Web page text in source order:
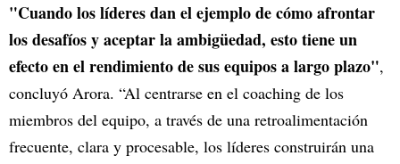
"Cuando los líderes dan el ejemplo de cómo afrontar
los desafíos y aceptar la ambigüedad, esto tiene un
efecto en el rendimiento de sus equipos a largo plazo",
concluyó Arora. “Al centrarse en el coaching de los
miembros del equipo, a través de una retroalimentación
frecuente, clara y procesable, los líderes construirán una